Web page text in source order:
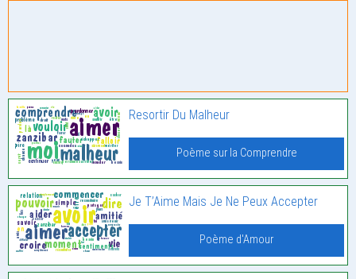
Resortir Du Malheur
Poème sur la Comprendre
Je T’Aime Mais Je Ne Peux Accepter
Poème d'Amour